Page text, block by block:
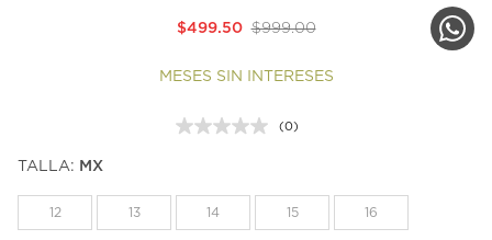
$999.00
$499.50
MESES SIN INTERESES
Sin
la
misma
(0)
TALLA: MX
12 13 14 15 16